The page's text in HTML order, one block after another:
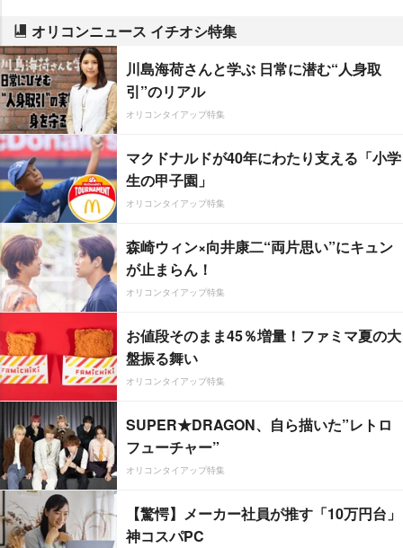
オリコンニュース イチオシ特集
川島海荷さんと学ぶ 日常に潜む“人身取
引”のリアル
オリコンタイアップ特集
マクドナルドが40年にわたり支える「小学
生の甲子園」
オリコンタイアップ特集
森崎ウィン×向井康二“両片思い”にキュン
が止まらん！
オリコンタイアップ特集
お値段そのまま45％増量！ファミマ夏の大
盤振る舞い
オリコンタイアップ特集
SUPER★DRAGON、自ら描いた”レトロ
フューチャー”
オリコンタイアップ特集
【驚愕】メーカー社員が推す「10万円台」
神コスパPC